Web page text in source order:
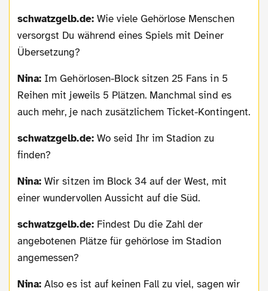
schwatzgelb.de: Wie viele Gehörlose Menschen
versorgst Du während eines Spiels mit Deiner
Übersetzung?
Nina: Im Gehörlosen-Block sitzen 25 Fans in 5
Reihen mit jeweils 5 Plätzen. Manchmal sind es
auch mehr, je nach zusätzlichem Ticket-Kontingent.
schwatzgelb.de: Wo seid Ihr im Stadion zu
finden?
Nina: Wir sitzen im Block 34 auf der West, mit
einer wundervollen Aussicht auf die Süd.
schwatzgelb.de: Findest Du die Zahl der
angebotenen Plätze für gehörlose im Stadion
angemessen?
Nina: Also es ist auf keinen Fall zu viel, sagen wir